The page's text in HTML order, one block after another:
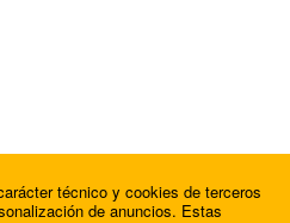
técnico y cookies de terceros
de anuncios. Estas